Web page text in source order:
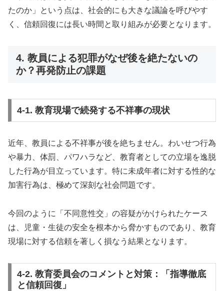
たのか」という点は、社会的にも大きな議論を呼びやす
く、信頼回復には長い時間と取り組みが必要となります。
4. 教員による犯罪がなぜ後を絶たないの
か？再発防止の課題
4-1. 教育現場で続発する不祥事の現状
近年、教員による不祥事が後を絶ちません。わいせつ行為
や暴力、体罰、パワハラなど、教育者としての立場を逸脱
した行為が目立っています。特に未成年者に対する性的な
加害行為は、極めて深刻な社会問題です。
今回のように「不同意性交」の容疑がかけられたケース
は、児童・生徒の安全を根本から脅かすものであり、教育
現場に対する信頼を著しく損なう結果となります。
4-2. 教育委員会のコメントと対策：「指導徹底
と信頼回復」